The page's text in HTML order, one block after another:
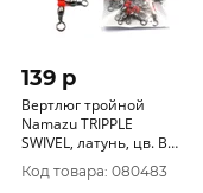
139 p
Вертлюг тройной
Namazu TRIPPLE
SWIVEL, латунь, цв. BN,
р. 10 х 12, test-12 кг
(уп.10 шт)/2000/1000/
Код товара: 080483